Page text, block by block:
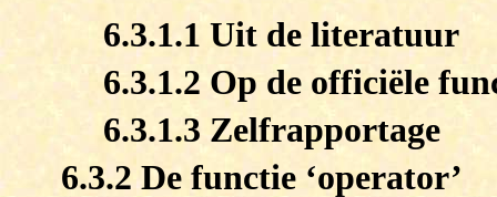
6.3.1.1 Uit de literatuur
6.3.1.2 Op de officiële
6.3.1.3 Zelfrapportage
6.3.2 De functie ‘operator’